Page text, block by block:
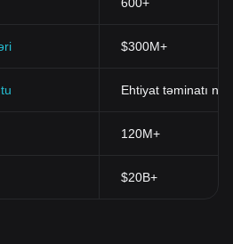
$300M+
Ehtiyat təminatı
120M+
$20B+